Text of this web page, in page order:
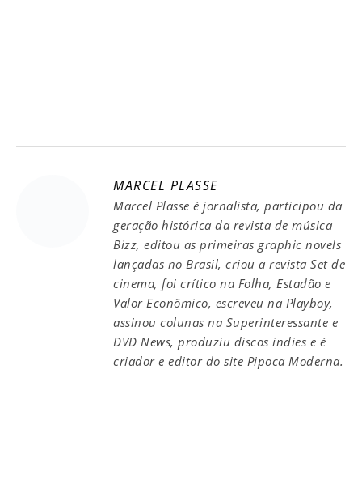
MARCEL PLASSE
Marcel Plasse é jornalista, participou da
geração histórica da revista de música
Bizz, editou as primeiras graphic novels
lançadas no Brasil, criou a revista Set de
cinema, foi crítico na Folha, Estadão e
Valor Econômico, escreveu na Playboy,
assinou colunas na Superinteressante e
DVD News, produziu discos indies e é
criador e editor do site Pipoca Moderna.